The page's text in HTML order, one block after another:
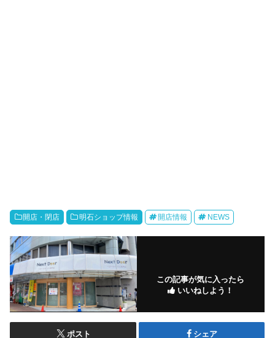
開店・閉店 明石ショップ情報 開店情報 NEWS
この記事が気に入ったら
いいねしよう！
ポスト シェア